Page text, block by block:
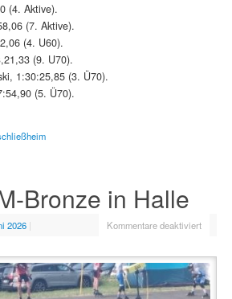
(4. Aktive).
(7. Aktive).
(4. U60).
(9. U70).
1:30:25,85 (3. Ü70).
(5. Ü70).
Bronze in Halle
2026 | Kommentare deaktiviert